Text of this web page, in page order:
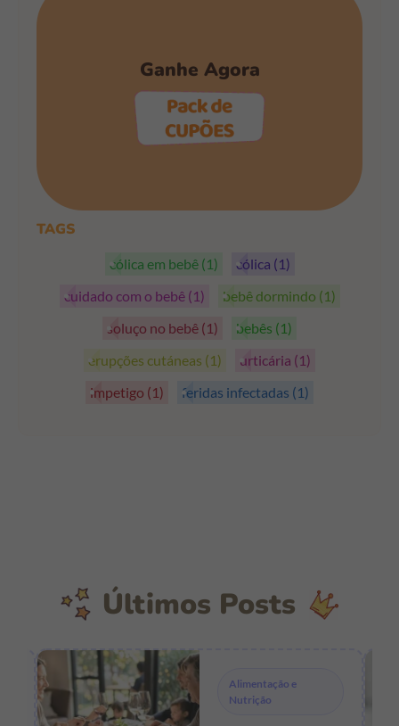
Ganhe Agora
TAGS
cólica em bebê (1) cólica (1)
cuidado com o bebê (1) bebê dormindo (1)
soluço no bebê (1) bebês (1)
erupções cutáneas (1) urticária (1)
impetigo (1) feridas infectadas (1)
Últimos Posts
Alimentação e
Nutrição